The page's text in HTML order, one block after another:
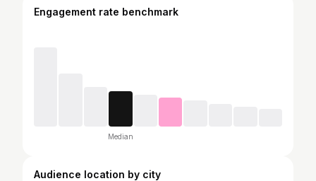
Engagement rate benchmark
Median
Audience location by city